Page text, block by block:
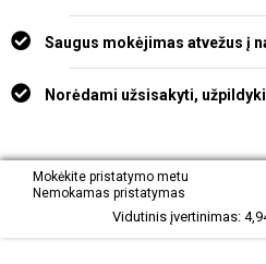
Saugus mokėjimas atvežus į
Norėdami užsisakyti,
Mokėkite pristatymo metu
Nemokamas pristatymas
Vidutinis įvertinimas: